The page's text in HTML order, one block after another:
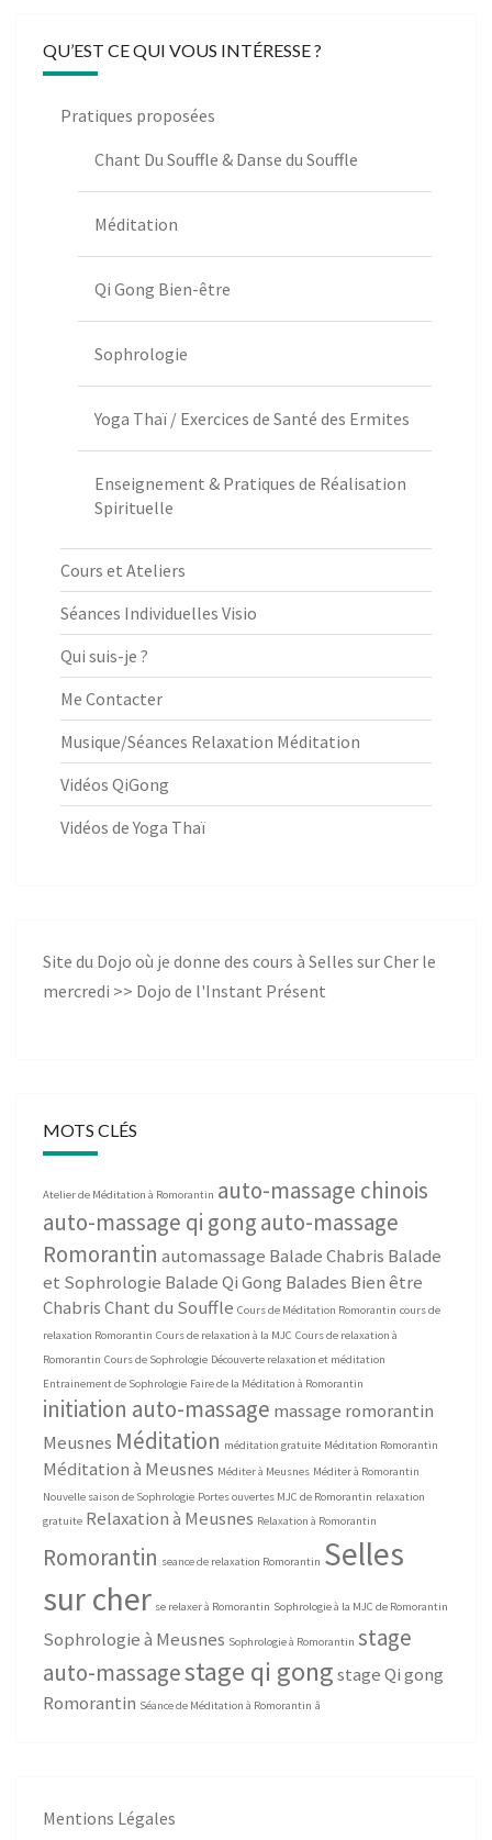
QU’EST CE QUI VOUS INTÉRESSE ?
Pratiques proposées
Chant Du Souffle & Danse du Souffle
Méditation
Qi Gong Bien-être
Sophrologie
Yoga Thaï / Exercices de Santé des Ermites
Enseignement & Pratiques de Réalisation
Spirituelle
Cours et Ateliers
Séances Individuelles Visio
Qui suis-je ?
Me Contacter
Musique/Séances Relaxation Méditation
Vidéos QiGong
Vidéos de Yoga Thaï
Site du Dojo où je donne des cours à Selles sur Cher le
mercredi >> Dojo de l'Instant Présent
MOTS CLÉS
Atelier de Méditation à Romorantin auto-massage chinois
auto-massage qi gongauto-massage
Romorantin automassage Balade Chabris Balade
et Sophrologie Balade Qi Gong Balades Bien être
ChabrisChant du Souffle Cours de Méditation Romorantin cours de
relaxation Romorantin Cours de relaxation à la MJC Cours de relaxation à
Romorantin Cours de Sophrologie Découverte relaxation et méditation
Entrainement de Sophrologie Faire de la Méditation à Romorantin
initiation auto-massage massage romorantin
Meusnes Méditation méditation gratuite Méditation Romorantin
Méditation à Meusnes Méditer à Meusnes Méditer à Romorantin
Nouvelle saison de Sophrologie Portes ouvertes MJC de Romorantin relaxation
gratuite Relaxation à Meusnes Relaxation à Romorantin
Romorantin seance de relaxation Romorantin Selles
sur cher se relaxer à Romorantin Sophrologie à la MJC de Romorantin
Sophrologie à Meusnes Sophrologie à Romorantin stage
auto-massagestage qi gongstage Qi gong
Romorantin Séance de Méditation à Romorantin â
Mentions Légales